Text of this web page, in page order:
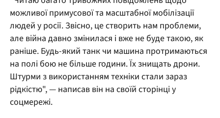
можливої примусової та масштабної мобілізації
людей у росії. Звісно, це створить нам проблеми,
але війна давно змінилася і вже не буде такою, як
раніше. Будь-який танк чи машина протримаються
на полі бою не більше години. Їх знищать дрони.
Штурми з використанням техніки стали зараз
рідкістю", — написав він на своїй сторінці у
соцмережі.